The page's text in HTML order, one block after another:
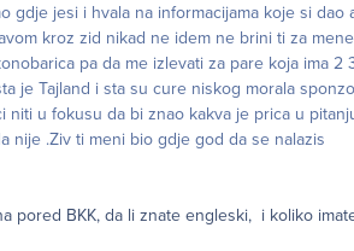
gdje jesi i hvala na informacijama koje si dao
kroz zid nikad ne idem ne brini ti za
pa da me izlevati za pare koja ima
je Tajland i sta su cure niskog morala
u fokusu da bi znao kakva je prica u
nije .Ziv ti meni bio gdje god da se nalazis
pored BKK, da li znate engleski, i koliko